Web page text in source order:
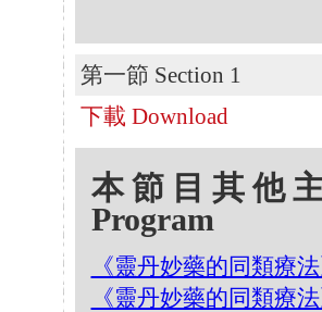
第一節 Section 1
下載 Download
本節目其他
Program
《靈丹妙藥的同類療
《靈丹妙藥的同類療